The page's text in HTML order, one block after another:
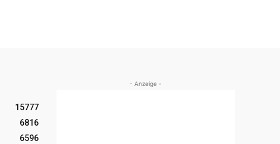
15777
6816
6596
- Anzeige -